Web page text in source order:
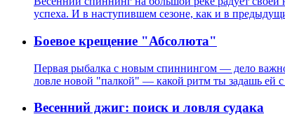
успеха. И в наступившем сезоне, как и в
Боевое крещение "Абсолюта"
Первая рыбалка с новым спиннингом — дело
ловле новой "палкой" — какой ритм ты задашь ей с
Весенний джиг: поиск и ловля судака